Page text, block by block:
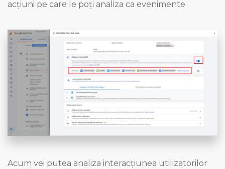
acțiuni pe care le poți analiza ca evenimente.
Acum vei putea analiza interacțiunea utilizatorilor